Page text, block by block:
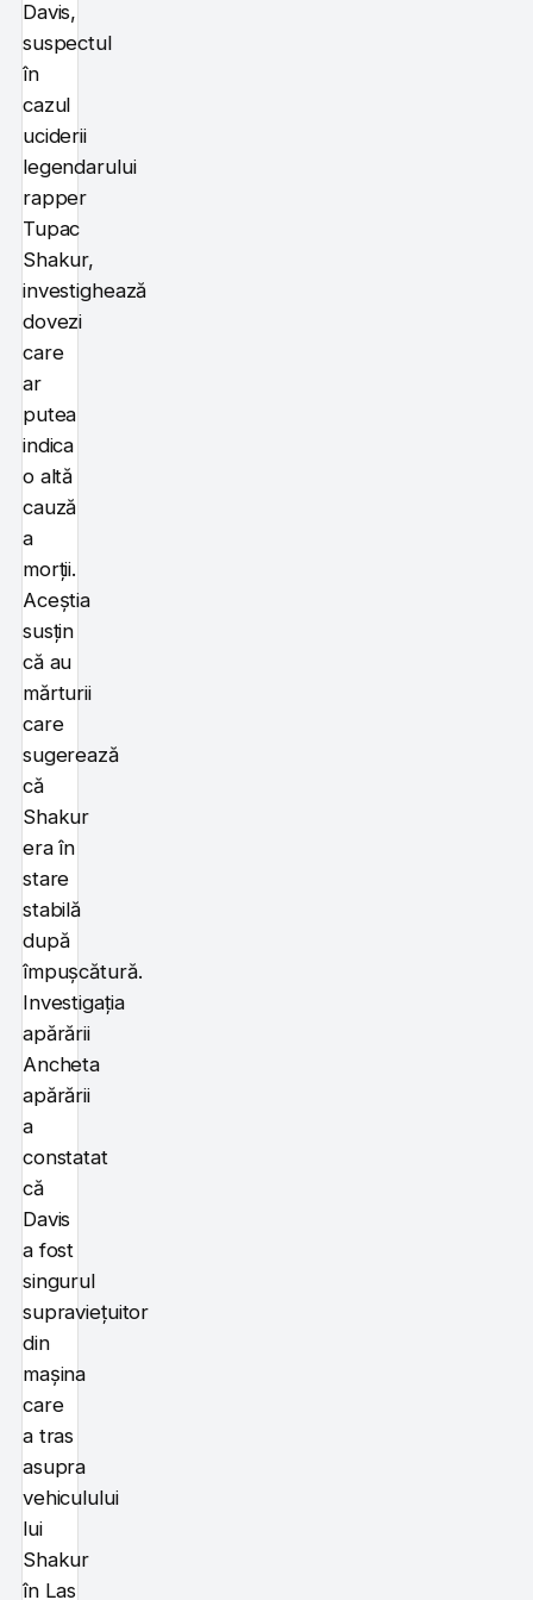
Davis,
suspectul
în
cazul
uciderii
legendarului
rapper
Tupac
Shakur,
investighează
dovezi
care
ar
putea
indica
o altă
cauză
a
morții.
Aceștia
susțin
că au
mărturii
care
sugerează
că
Shakur
era în
stare
stabilă
după
împușcătură.
Investigația
apărării
Ancheta
apărării
a
constatat
că
Davis
a fost
singurul
supraviețuitor
din
mașina
care
a tras
asupra
vehiculului
lui
Shakur
în Las